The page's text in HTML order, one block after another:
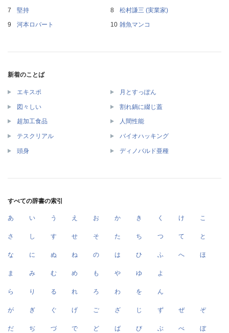
堅持
松村謙三 (実業家)
河本ロバート
雑魚マンコ
新着のことば
エキスポ 月とすっぽん
図々しい 割れ鍋に綴じ蓋
超加工食品 人間性能
テスクリアル バイオハッキング
頭身 ディノバルド亜種
すべての辞書の索引
あ い う え お か き く け こ
さ し す せ そ た ち つ て と
な に ぬ ね の は ひ ふ へ ほ
ま み む め も や ゆ よ
ら り る れ ろ わ を ん
が ぎ ぐ げ ご ざ じ ず ぜ ぞ
だ ぢ づ で ど ば び ぶ べ ぼ